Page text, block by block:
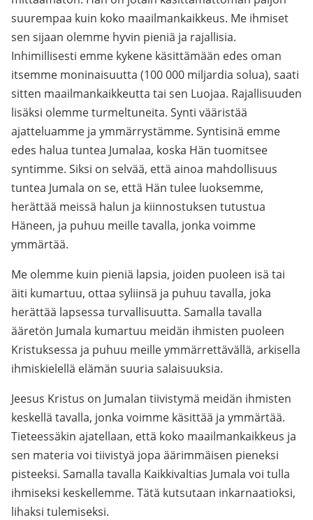
suurempaa kuin koko maailmankaikkeus. Me ihmiset
sen sijaan olemme hyvin pieniä ja rajallisia.
Inhimillisesti emme kykene käsittämään edes oman
itsemme moninaisuutta (100 000 miljardia solua), saati
sitten maailmankaikkeutta tai sen Luojaa. Rajallisuuden
lisäksi olemme turmeltuneita. Synti vääristää
ajatteluamme ja ymmärrystämme. Syntisinä emme
edes halua tuntea Jumalaa, koska Hän tuomitsee
syntimme. Siksi on selvää, että ainoa mahdollisuus
tuntea Jumala on se, että Hän tulee luoksemme,
herättää meissä halun ja kiinnostuksen tutustua
Häneen, ja puhuu meille tavalla, jonka voimme
ymmärtää.
Me olemme kuin pieniä lapsia, joiden puoleen isä tai
äiti kumartuu, ottaa syliinsä ja puhuu tavalla, joka
herättää lapsessa turvallisuutta. Samalla tavalla
ääretön Jumala kumartuu meidän ihmisten puoleen
Kristuksessa ja puhuu meille ymmärrettävällä, arkisella
ihmiskielellä elämän suuria salaisuuksia.
Jeesus Kristus on Jumalan tiivistymä meidän ihmisten
keskellä tavalla, jonka voimme käsittää ja ymmärtää.
Tieteessäkin ajatellaan, että koko maailmankaikkeus ja
sen materia voi tiivistyä jopa äärimmäisen pieneksi
pisteeksi. Samalla tavalla Kaikkivaltias Jumala voi tulla
ihmiseksi keskellemme. Tätä kutsutaan inkarnaatioksi,
lihaksi tulemiseksi.